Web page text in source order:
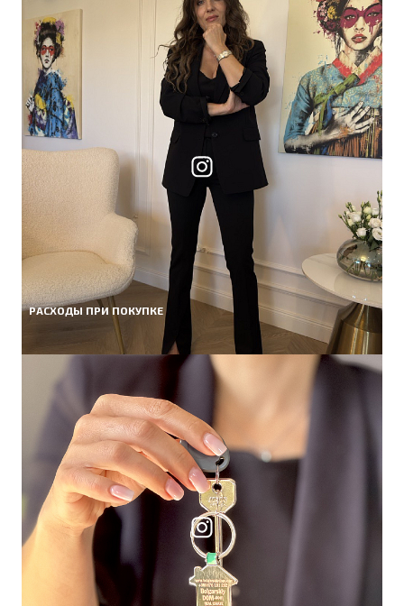
РАСХОДЫ ПРИ ПОКУПКЕ